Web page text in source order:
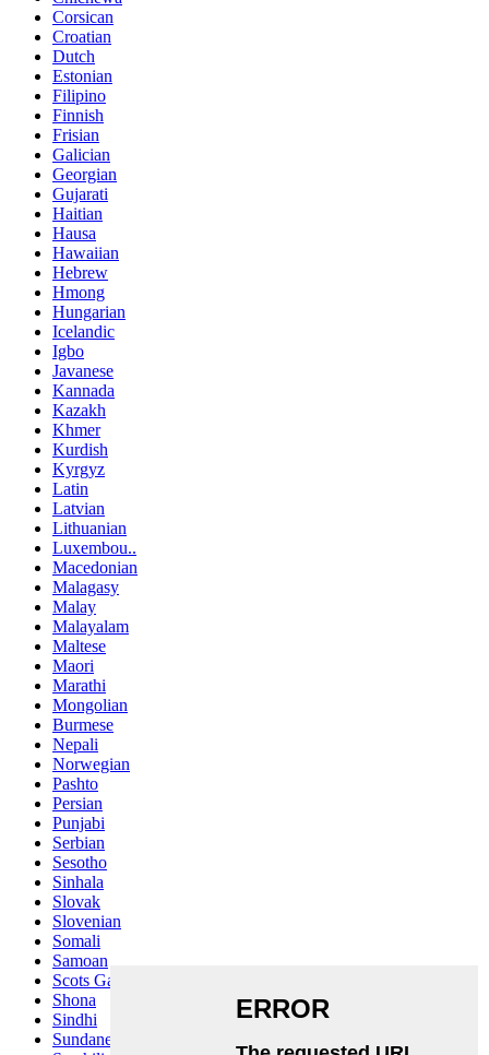
Corsican
Croatian
Dutch
Estonian
Filipino
Finnish
Frisian
Galician
Georgian
Gujarati
Haitian
Hausa
Hawaiian
Hebrew
Hmong
Hungarian
Icelandic
Igbo
Javanese
Kannada
Kazakh
Khmer
Kurdish
Kyrgyz
Latin
Latvian
Lithuanian
Luxembou..
Macedonian
Malagasy
Malay
Malayalam
Maltese
Maori
Marathi
Mongolian
Burmese
Nepali
Norwegian
Pashto
Persian
Punjabi
Serbian
Sesotho
Sinhala
Slovak
Slovenian
Somali
Samoan
Scots Gaelic
Shona
Sindhi
Sundanese